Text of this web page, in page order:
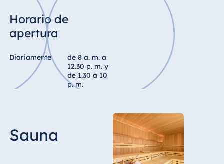
Egipto
Jolie Ville Resort
& Casino Sharm
El Sheikh
Resort Marina
Horario de
apertura
Diariamente
de 8 a. m. a
12.30 p. m. y
de 1.30 a 10
p. m.
Sauna